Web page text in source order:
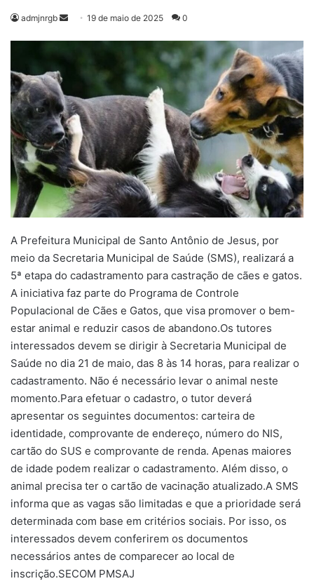
admjnrgb
Mande19 de maio de 2025 0
A Prefeitura Municipal de Santo Antônio de Jesus, por
meio da Secretaria Municipal de Saúde (SMS), realizará a
5ª etapa do cadastramento para castração de cães e gatos.
A iniciativa faz parte do Programa de Controle
Populacional de Cães e Gatos, que visa promover o bem-
estar animal e reduzir casos de abandono.Os tutores
interessados devem se dirigir à Secretaria Municipal de
Saúde no dia 21 de maio, das 8 às 14 horas, para realizar o
cadastramento. Não é necessário levar o animal neste
momento.Para efetuar o cadastro, o tutor deverá
apresentar os seguintes documentos: carteira de
identidade, comprovante de endereço, número do NIS,
cartão do SUS e comprovante de renda. Apenas maiores
de idade podem realizar o cadastramento. Além disso, o
animal precisa ter o cartão de vacinação atualizado.A SMS
informa que as vagas são limitadas e que a prioridade será
determinada com base em critérios sociais. Por isso, os
interessados devem conferirem os documentos
necessários antes de comparecer ao local de
inscrição.SECOM PMSAJ